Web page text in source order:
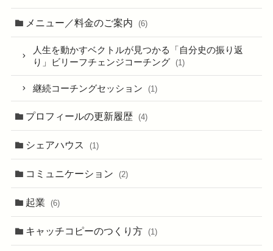
メニュー／料金のご案内 (6)
人生を動かすベクトルが見つかる「自分史の振り返
り」ビリーフチェンジコーチング
(1)
継続コーチングセッション (1)
プロフィールの更新履歴 (4)
シェアハウス (1)
コミュニケーション (2)
起業 (6)
キャッチコピーのつくり方 (1)